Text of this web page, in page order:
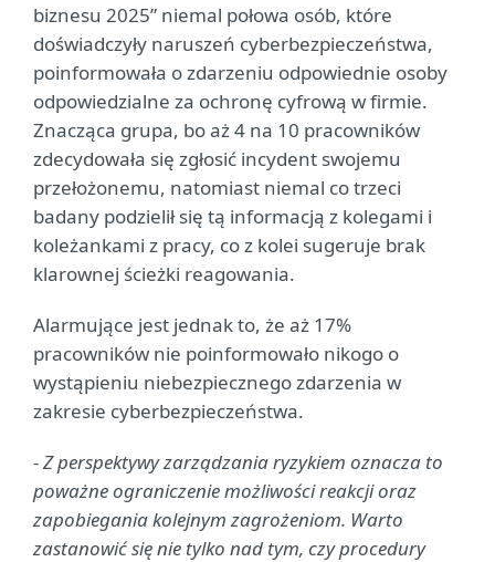
biznesu 2025” niemal połowa osób, które
doświadczyły naruszeń cyberbezpieczeństwa,
poinformowała o zdarzeniu odpowiednie osoby
odpowiedzialne za ochronę cyfrową w firmie.
Znacząca grupa, bo aż 4 na 10 pracowników
zdecydowała się zgłosić incydent swojemu
przełożonemu, natomiast niemal co trzeci
badany podzielił się tą informacją z kolegami i
koleżankami z pracy, co z kolei sugeruje brak
klarownej ścieżki reagowania.
Alarmujące jest jednak to, że aż 17%
pracowników nie poinformowało nikogo o
wystąpieniu niebezpiecznego zdarzenia w
zakresie cyberbezpieczeństwa.
- Z perspektywy zarządzania ryzykiem oznacza to
poważne ograniczenie możliwości reakcji oraz
zapobiegania kolejnym zagrożeniom. Warto
zastanowić się nie tylko nad tym, czy procedury